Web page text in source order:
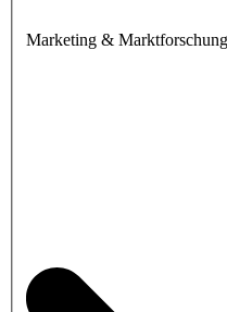
Marketing & Marktforschung